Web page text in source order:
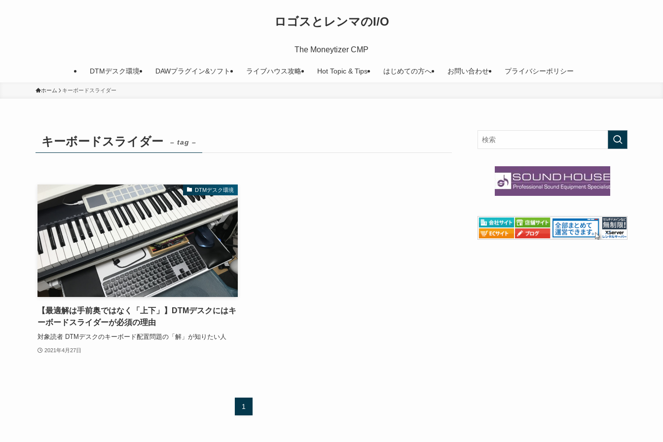
ロゴスとレンマのI/O
DTMデスク環境 DAWプラグイン&ソフト ライブハウス攻略 Hot Topic & Tips はじめての方へ お問い合わせ プライバシーポリシー
The Moneytizer CMP
ホーム キーボードスライダー
キーボードスライダー – tag –
DTMデスク環境
【最適解は手前奥ではなく「上下」】DTMデスクにはキ
ーボードスライダーが必須の理由
対象読者 DTMデスクのキーボード配置問題の「解」が知りたい人
2021年4月27日
1